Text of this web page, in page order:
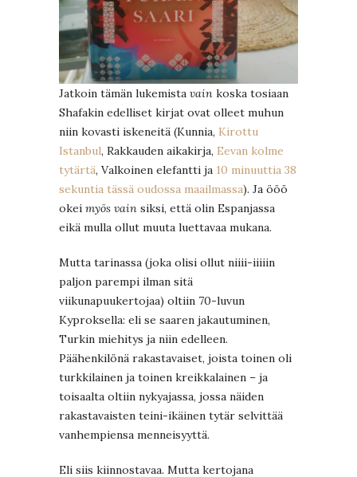
Jatkoin tämän lukemista vain koska tosiaan
Shafakin edelliset kirjat ovat olleet muhun
niin kovasti iskeneitä (Kunnia, Kirottu
Istanbul, Rakkauden aikakirja, Eevan kolme
tytärtä, Valkoinen elefantti ja 10 minuuttia 38
sekuntia tässä oudossa maailmassa). Ja ööö
okei myös vain siksi, että olin Espanjassa
eikä mulla ollut muuta luettavaa mukana.
Mutta tarinassa (joka olisi ollut niiii-iiiiin
paljon parempi ilman sitä
viikunapuukertojaa) oltiin 70-luvun
Kyproksella: eli se saaren jakautuminen,
Turkin miehitys ja niin edelleen.
Päähenkilönä rakastavaiset, joista toinen oli
turkkilainen ja toinen kreikkalainen – ja
toisaalta oltiin nykyajassa, jossa näiden
rakastavaisten teini-ikäinen tytär selvittää
vanhempiensa menneisyyttä.
Eli siis kiinnostavaa. Mutta kertojana